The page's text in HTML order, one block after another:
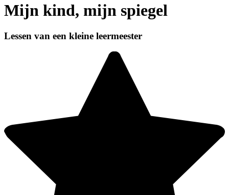
Mijn kind, mijn spiegel
Lessen van een kleine leermeester